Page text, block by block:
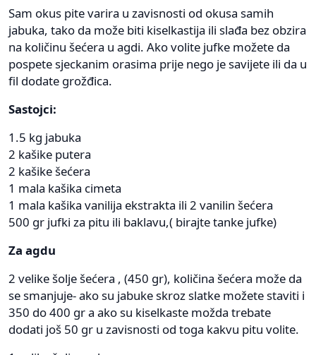
Sam okus pite varira u zavisnosti od okusa samih
jabuka, tako da može biti kiselkastija ili slađa bez obzira
na količinu šećera u agdi. Ako volite jufke možete da
pospete sjeckanim orasima prije nego je savijete ili da u
fil dodate grožđica.
Sastojci:
1.5 kg jabuka
2 kašike putera
2 kašike šećera
1 mala kašika cimeta
1 mala kašika vanilija ekstrakta ili 2 vanilin šećera
500 gr jufki za pitu ili baklavu,( birajte tanke jufke)
Za agdu
2 velike šolje šećera , (450 gr), količina šećera može da
se smanjuje- ako su jabuke skroz slatke možete staviti i
350 do 400 gr a ako su kiselkaste možda trebate
dodati još 50 gr u zavisnosti od toga kakvu pitu volite.